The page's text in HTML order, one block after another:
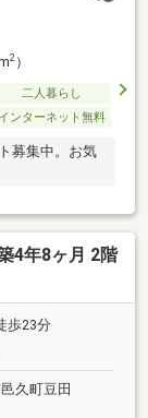
2）
二人暮らし
インターネット無料
募集中。お気
4年8ヶ月 2階
歩23分
久町豆田